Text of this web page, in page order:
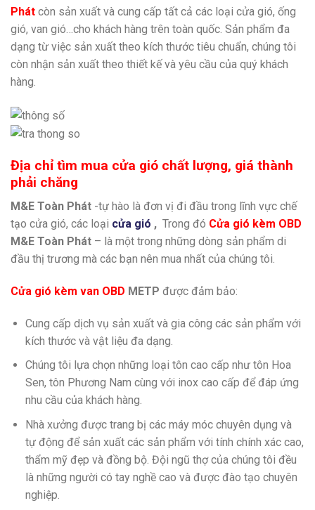
Phát còn sản xuất và cung cấp tất cả các loại cửa gió, ống
gió, van gió…cho khách hàng trên toàn quốc. Sản phẩm đa
dạng từ việc sản xuất theo kích thước tiêu chuẩn, chúng tôi
còn nhận sản xuất theo thiết kế và yêu cầu của quý khách
hàng.
Địa chỉ tìm mua cửa gió chất lượng, giá thành
phải chăng
M&E Toàn Phát -tự hào là đơn vị đi đầu trong lĩnh vực chế
tạo cửa gió, các loại cửa gió , Trong đó Cửa gió kèm OBD
M&E Toàn Phát – là một trong những dòng sản phẩm di
đầu thị trương mà các bạn nên mua nhất của chúng tôi.
Cửa gió kèm van OBD METP được đảm bảo:
Cung cấp dịch vụ sản xuất và gia công các sản phẩm với
kích thước và vật liệu đa dạng.
Chúng tôi lựa chọn những loại tôn cao cấp như tôn Hoa
Sen, tôn Phương Nam cùng với inox cao cấp để đáp ứng
nhu cầu của khách hàng.
Nhà xưởng được trang bị các máy móc chuyên dụng và
tự động để sản xuất các sản phẩm với tính chính xác cao,
thẩm mỹ đẹp và đồng bộ. Đội ngũ thợ của chúng tôi đều
là những người có tay nghề cao và được đào tạo chuyên
nghiệp.